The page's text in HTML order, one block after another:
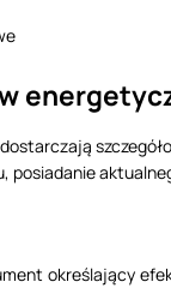
posiadanie
określający